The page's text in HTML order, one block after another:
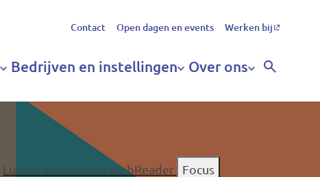
Secundair
menu
Contact Open dagen en events Werken bij
Bedrijven en instellingen Over ons
Luister Luister met webReader Focus